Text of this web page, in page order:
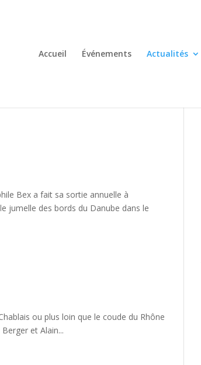
Accueil Événements Actualités
Bex a fait sa sortie annuelle à
jumelle des bords du Danube dans le
ou plus loin que le coude du Rhône
et Alain...